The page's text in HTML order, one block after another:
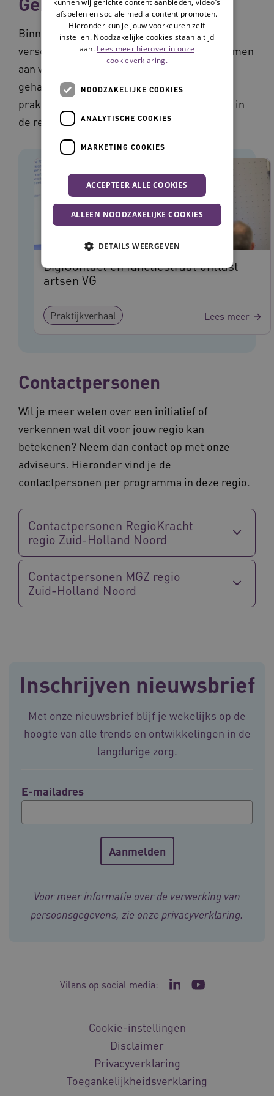
Binnen de gehandicaptenzorg werken
verschillende organisaties en disciplines samen
aan vernieuwing en verbetering voor de
gehandicaptenzorg. In onderstaande
praktijkverhalen zie je hoe zij dit aanpakken in
de regio.
DigiContact en functiestraat ontlast
artsen VG
Praktijkverhaal Lees meer
Contactpersonen
Wil je meer weten over een initiatief of
verkennen wat dit voor jouw regio kan
betekenen? Neem dan contact op met onze
adviseurs. Hieronder vind je de
contactpersonen per programma in deze regio.
Contactpersonen RegioKracht
regio Zuid-Holland Noord
Contactpersonen MGZ regio
Zuid-Holland Noord
Inschrijven nieuwsbrief
Met onze nieuwsbrief blijf je wekelijks op de
hoogte van alle trends en ontwikkelingen in de
langdurige zorg.
E-mailadres
Voor meer informatie over de verwerking van
persoonsgegevens, zie onze privacyverklaring.
Vilans op social media: Ga naar de LinkedIn
Ga naar het
Cookie-instellingen
Disclaimer
Privacyverklaring
Toegankelijkheidsverklaring
afspelen en sociale media content promoten.
Hieronder kun je jouw voorkeuren zelf
instellen. Noodzakelijke cookies staan altijd
aan. Lees meer hierover in onze
cookieverklaring.
NOODZAKELIJKE COOKIES
ANALYTISCHE COOKIES
MARKETING COOKIES
ACCEPTEER ALLE COOKIES
ALLEEN NOODZAKELIJKE COOKIES
DETAILS WEERGEVEN
Marketing cookies
Naam
UMB_SESSION
www.vilans.nl
weken
__cf_bm
Cloudflare Inc.
Corporation
.vilans.nl
.vilans.nl